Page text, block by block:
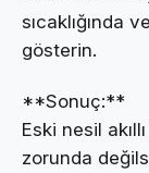
sıcaklığında
gösterin.
**Sonuç:**
Eski nesil
zorunda